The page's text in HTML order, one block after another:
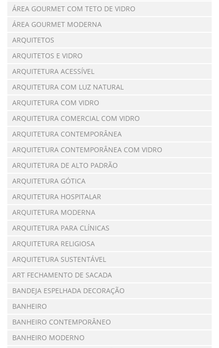
ÁREA GOURMET COM TETO DE VIDRO
ÁREA GOURMET MODERNA
ARQUITETOS
ARQUITETOS E VIDRO
ARQUITETURA ACESSÍVEL
ARQUITETURA COM LUZ NATURAL
ARQUITETURA COM VIDRO
ARQUITETURA COMERCIAL COM VIDRO
ARQUITETURA CONTEMPORÂNEA
ARQUITETURA CONTEMPORÂNEA COM VIDRO
ARQUITETURA DE ALTO PADRÃO
ARQUITETURA GÓTICA
ARQUITETURA HOSPITALAR
ARQUITETURA MODERNA
ARQUITETURA PARA CLÍNICAS
ARQUITETURA RELIGIOSA
ARQUITETURA SUSTENTÁVEL
ART FECHAMENTO DE SACADA
BANDEJA ESPELHADA DECORAÇÃO
BANHEIRO
BANHEIRO CONTEMPORÂNEO
BANHEIRO MODERNO